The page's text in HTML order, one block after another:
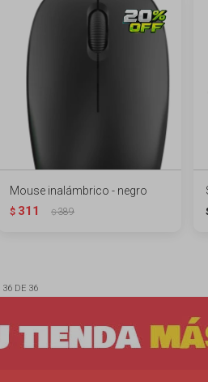
Mouse inalámbrico - negro
$ 311 $389
36 DE 36